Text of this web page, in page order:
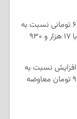
روز پنج‌شنبه ارزش دلار کانادا با افزایش ۶۱۵ تومانی نسبت به
روز گذشته روبه‌رو شده و در بازار ارز تهران با ۱۷ هزار و ۹۳۰
در این روز با ۷۰۰ تومان افزایش نسبت به
روز گذشته در بازار ارز تهران با ۲۱ هزار و ۹۵۰ تومان معاوضه